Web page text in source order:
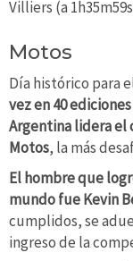
Villiers (a
Motos
Día histórico para
vez en 40
Argentina lidera el
Motos, la más
El hombre que
mundo fue Kevin
cumplidos, se
ingreso de la